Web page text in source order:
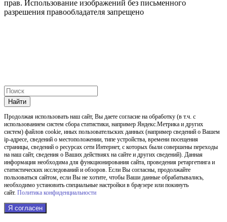
прав. Использование изображений без письменного
разрешения правообладателя запрещено
Найти
Продолжая использовать наш cайт, Вы даете согласие на обработку (в т.ч. с
использованием систем сбора статистики, например Яндекс.Метрика и других
систем) файлов cookie, иных пользовательских данных (например сведений о Вашем
ip-адресе, сведений о местоположении, типе устройства, времени посещения
страницы, сведений о ресурсах сети Интернет, с которых были совершены переходы
на наш сайт, сведения о Ваших действиях на сайте и других сведений). Данная
информация необходима для функционирования сайта, проведения ретаргетинга и
статистических исследований и обзоров. Если Вы согласны, продолжайте
пользоваться сайтом, если Вы не хотите, чтобы Ваши данные обрабатывались,
необходимо установить специальные настройки в браузере или покинуть
сайт. Политика конфиденциальности
Я согласен